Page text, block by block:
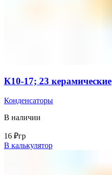
К10-17; 23 керамические
Конденсаторы
В наличии
16 ₽гр
В калькулятор